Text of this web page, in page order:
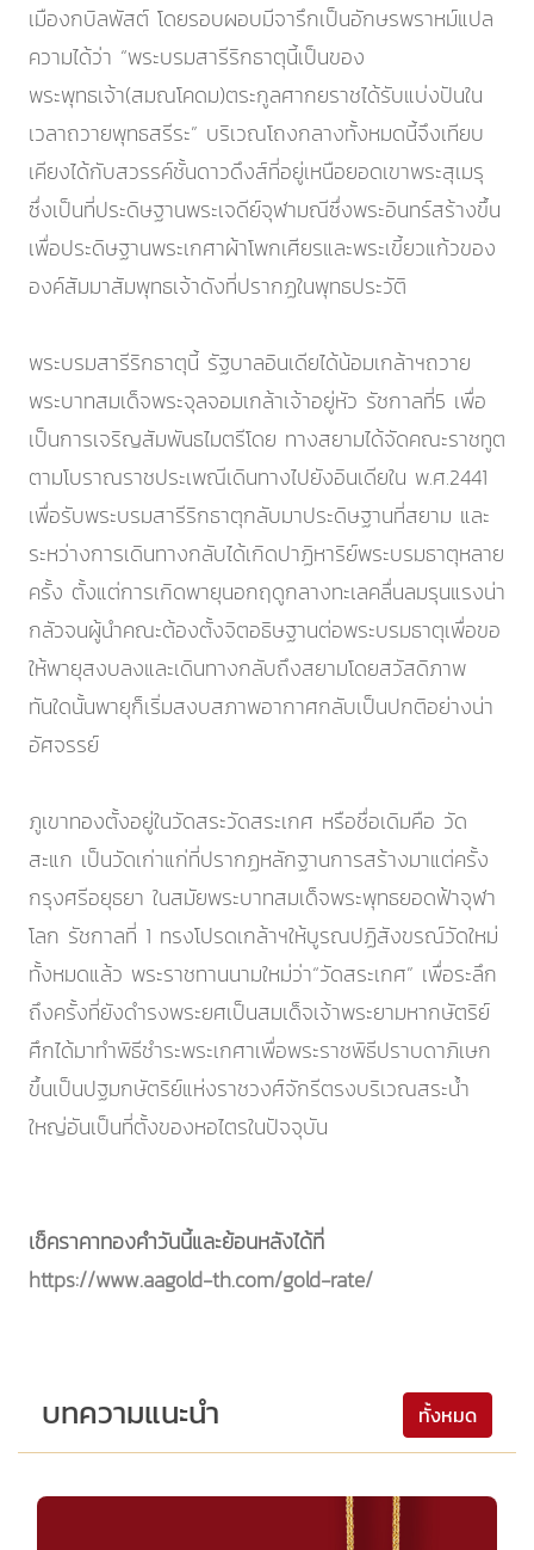
เมืองกบิลพัสต์ โดยรอบผอบมีจารึกเป็นอักษรพราหม์แปล
ความได้ว่า “พระบรมสารีริกธาตุนี้เป็นของ
พระพุทธเจ้า(สมณโคดม)ตระกูลศากยราชได้รับแบ่งปันใน
เวลาถวายพุทธสรีระ” บริเวณโถงกลางทั้งหมดนี้จึงเทียบ
เคียงได้กับสวรรค์ชั้นดาวดึงส์ที่อยู่เหนือยอดเขาพระสุเมรุ
ซึ่งเป็นที่ประดิษฐานพระเจดีย์จุฬามณีซึ่งพระอินทร์สร้างขึ้น
เพื่อประดิษฐานพระเกศาผ้าโพกเศียรและพระเขี้ยวแก้วของ
องค์สัมมาสัมพุทธเจ้าดังที่ปรากฏในพุทธประวัติ
พระบรมสารีริกธาตุนี้ รัฐบาลอินเดียได้น้อมเกล้าฯถวาย
พระบาทสมเด็จพระจุลจอมเกล้าเจ้าอยู่หัว รัชกาลที่5 เพื่อ
เป็นการเจริญสัมพันธไมตรีโดย ทางสยามได้จัดคณะราชทูต
ตามโบราณราชประเพณีเดินทางไปยังอินเดียใน พ.ศ.2441
เพื่อรับพระบรมสารีริกธาตุกลับมาประดิษฐานที่สยาม และ
ระหว่างการเดินทางกลับได้เกิดปาฏิหาริย์พระบรมธาตุหลาย
ครั้ง ตั้งแต่การเกิดพายุนอกฤดูกลางทะเลคลื่นลมรุนแรงน่า
กลัวจนผู้นำคณะต้องตั้งจิตอธิษฐานต่อพระบรมธาตุเพื่อขอ
ให้พายุสงบลงและเดินทางกลับถึงสยามโดยสวัสดิภาพ
ทันใดนั้นพายุก็เริ่มสงบสภาพอากาศกลับเป็นปกติอย่างน่า
อัศจรรย์
ภูเขาทองตั้งอยู่ในวัดสระวัดสระเกศ หรือชื่อเดิมคือ วัด
สะแก เป็นวัดเก่าแก่ที่ปรากฏหลักฐานการสร้างมาแต่ครั้ง
กรุงศรีอยุธยา ในสมัยพระบาทสมเด็จพระพุทธยอดฟ้าจุฬา
โลก รัชกาลที่ 1 ทรงโปรดเกล้าฯให้บูรณปฏิสังขรณ์วัดใหม่
ทั้งหมดแล้ว พระราชทานนามใหม่ว่า“วัดสระเกศ” เพื่อระลึก
ถึงครั้งที่ยังดำรงพระยศเป็นสมเด็จเจ้าพระยามหากษัตริย์
ศึกได้มาทำพิธีชำระพระเกศาเพื่อพระราชพิธีปราบดาภิเษก
ขึ้นเป็นปฐมกษัตริย์แห่งราชวงศ์จักรีตรงบริเวณสระน้ำ
ใหญ่อันเป็นที่ตั้งของหอไตรในปัจจุบัน
เช็คราคาทองคำวันนี้และย้อนหลังได้ที่
https://www.aagold-th.com/gold-rate/
บทความแนะนำ ทั้งหมด